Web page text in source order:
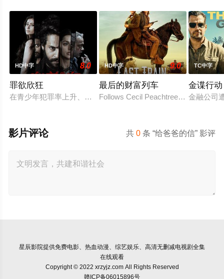
HD中字 8.0
罪欲欣狂
在青少年犯罪率上升、价值观逐渐消退的当下，社会不得不面
HD中字 9.0
最后的财富列车
Follows Cecil Peachtree, a
TC中字
金谍行动
金融公司
共0 条 “给爸爸的信” 影评
影片评论
星辰影院提供免费电影、热血动漫、综艺娱乐、高清无删减电视剧全集
在线观看
Copyright © 2022 xrzyjz.com All Rights Reserved
赣ICP备06015896号